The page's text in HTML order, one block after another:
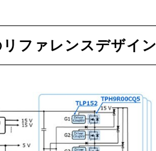
ファレンスデザイン